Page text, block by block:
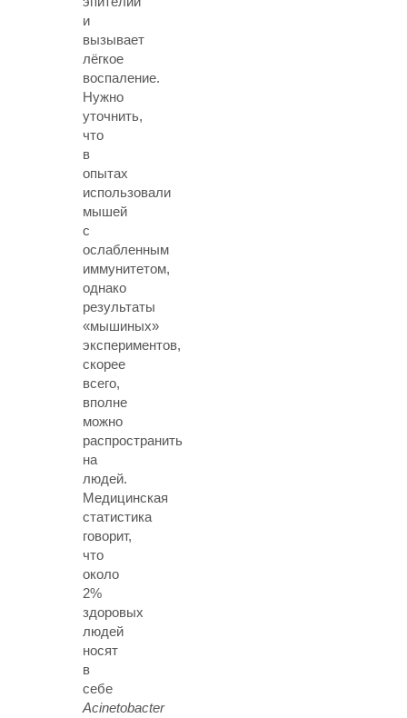
и
вызывает
лёгкое
воспаление.
Нужно
уточнить,
что
в
опытах
использовали
мышей
с
ослабленным
иммунитетом,
однако
результаты
«мышиных»
экспериментов,
скорее
всего,
вполне
можно
распространить
на
людей.
Медицинская
статистика
говорит,
что
около
2%
здоровых
людей
носят
в
себе
Acinetobacter